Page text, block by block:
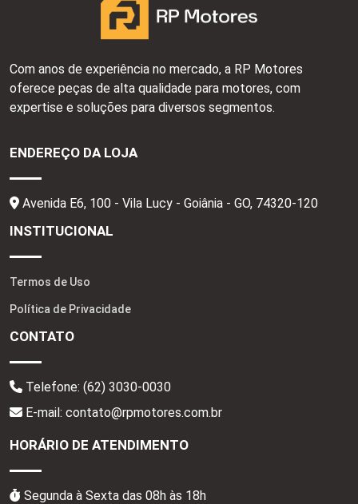
Com anos de experiência no mercado, a RP Motores
oferece peças de alta qualidade para motores, com
expertise e soluções para diversos segmentos.
ENDEREÇO DA LOJA
Avenida E6, 100 - Vila Lucy - Goiânia - GO, 74320-120
INSTITUCIONAL
Termos de Uso
Política de Privacidade
CONTATO
Telefone: (62) 3030-0030
E-mail: contato@rpmotores.com.br
HORÁRIO DE ATENDIMENTO
Segunda à Sexta das 08h às 18h